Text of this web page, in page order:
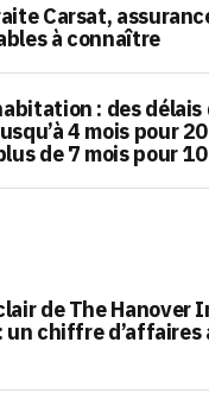
Carsat,
à connaître
: des délais
4 mois pour
de 7 mois pour
de The Hanover
un chiffre